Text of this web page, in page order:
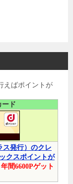
えばポイントが
ード
ス発行）のクレ
クスポイントが
間6600Pゲット